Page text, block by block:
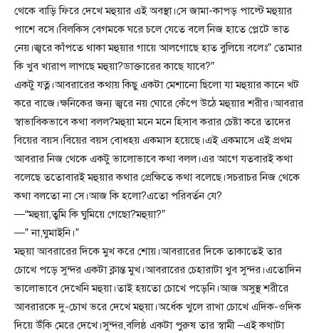
থেকে বাড়ি ফিরে দেখে মহুয়ার এই অবস্থা।সে জামা-কাপড় পাল্টে মহুয়ার
পাশে বসে।বিলকিস বেগমকে ঘরে চলে যেতে বলে নিজ হাতে প্লেটে ভাত
নেয়।জ্বরে কাঁপতে থাকা মহুয়ার গায়ে আলগোছে হাত বুলিয়ে বলেঃ” তোমার
কি খুব খারাপ লাগছে মহুয়া?ডাক্তারের কাছে যাবে?”
একটু যত্ন।আবরারের কথায় কিছু একটা মেশানো ছিলো যা মহুয়ার কানে খট
করে বাজে।ক্ষনিকের জন্য জ্বরে নয় ঘোরে কেঁপে উঠে মহুয়ার শরীর।আবরার
স্বাভাবিকভাবে কথা বলল?মহুয়া মনে মনে হিসাব করার চেষ্টা করে তাদের
বিয়ের বয়স।বিয়ের বয়স বোধহয় একমাস হয়েছে।এই একমাসে এই প্রথম
আবরার নিজ থেকে একটু ভালোভাবে কথা বলল।এর আগে যতবারই কথা
বলেছে ততোবারই মহুয়ার কথার প্রেক্ষিতে কথা বলেছে।সচরাচর নিজ থেকে
কথা বলতো না সে।আজ কি হলো?এতো পরিবর্তন যে?
—“মহুয়া,তুমি কি ঘুমিয়ে গেছো?মহুয়া?”
—” না,ঘুমাইনি।”
মহুয়া আবরারের দিকে মুখ করে শোয়।আবরারের দিকে তাকাতেই তার
চোখে পড়ে সুন্দর একটা ক্লান্ত মুখ।আবরারের চেহারাটা খুব সুন্দর।এতোদিন
ভালোভাবে দেখেনি মহুয়া।তাই হয়তো চোখে পড়েনি।আজ অসুস্থ শরীরে
আবরারকে দু-চোখ ভরে দেখে মহুয়া।অর্ধেক খুলে রাখা চোখে এদিক-ওদিক
দিয়ে উঁকি মেরে দেখে।সুন্দর,বলিষ্ঠ একটা পুরুষ তার স্বামী –এই কথাটা